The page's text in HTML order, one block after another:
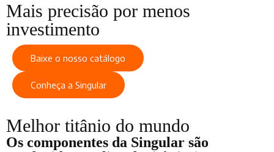
Mais precisão por menos
investimento
Baixe o nosso catálogo
Conheça a Singular
Melhor titânio do mundo
Os componentes da Singular são